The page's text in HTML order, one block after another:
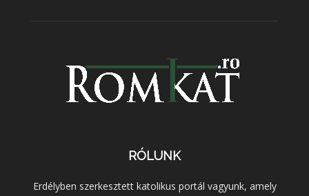
RÓLUNK
Erdélyben szerkesztett katolikus portál vagyunk, amely